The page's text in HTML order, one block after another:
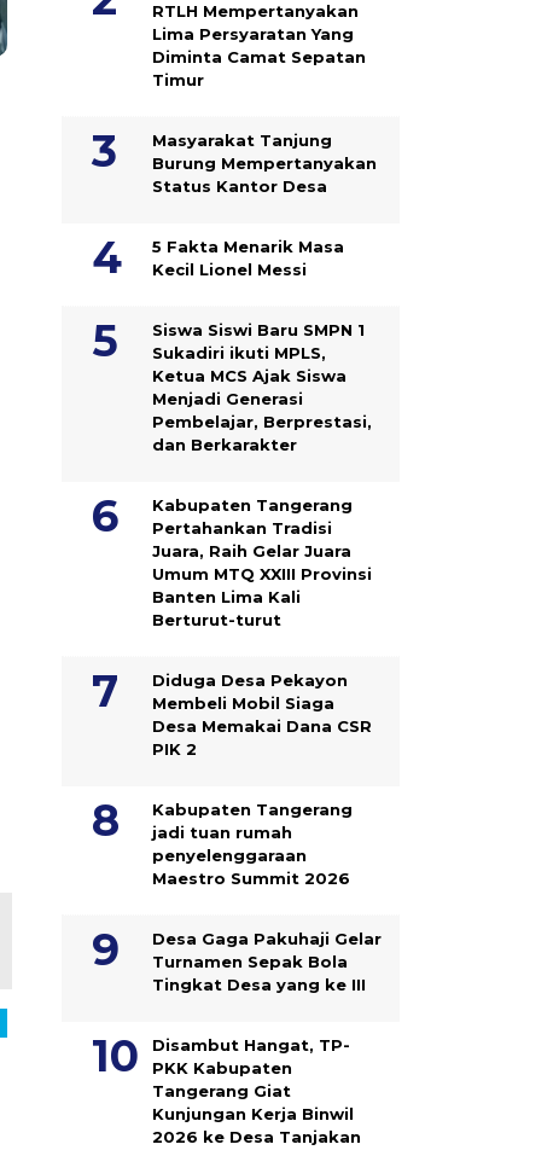
RTLH Mempertanyakan
Lima Persyaratan Yang
Diminta Camat Sepatan
Timur
Masyarakat Tanjung
Burung Mempertanyakan
Status Kantor Desa
5 Fakta Menarik Masa
Kecil Lionel Messi
Siswa Siswi Baru SMPN 1
Sukadiri ikuti MPLS,
Ketua MCS Ajak Siswa
Menjadi Generasi
Pembelajar, Berprestasi,
dan Berkarakter
Kabupaten Tangerang
Pertahankan Tradisi
Juara, Raih Gelar Juara
Umum MTQ XXIII Provinsi
Banten Lima Kali
Berturut-turut
Diduga Desa Pekayon
Membeli Mobil Siaga
Desa Memakai Dana CSR
PIK 2
Kabupaten Tangerang
jadi tuan rumah
penyelenggaraan
Maestro Summit 2026
Desa Gaga Pakuhaji Gelar
Turnamen Sepak Bola
Tingkat Desa yang ke III
Disambut Hangat, TP-
PKK Kabupaten
Tangerang Giat
Kunjungan Kerja Binwil
2026 ke Desa Tanjakan